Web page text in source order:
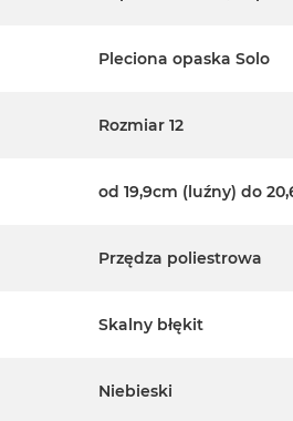
Pleciona opaska Solo
Rozmiar 12
od 19,9cm (luźny) do
Przędza poliestrowa
Skalny błękit
Niebieski